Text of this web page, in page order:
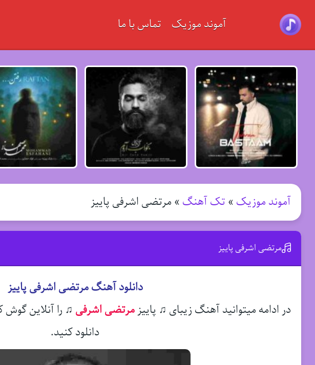
آموند موزیک تماس با ما
آموند موزیک » تک آهنگ » مرتضی اشرفی پاییز
مرتضی اشرفی پاییز
دانلود آهنگ مرتضی اشرفی پاییز
در ادامه میتوانید آهنگ زیبای ♫ پاییز مرتضی اشرفی ♫ را آنلاین
دانلود کنید.